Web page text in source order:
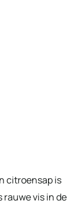
citroensap is
rauwe vis in de